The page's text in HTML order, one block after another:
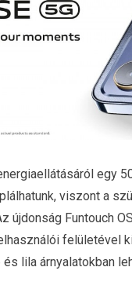
egy
viszont a
újdonság Funtouch
felületével
lila árnyalatokban